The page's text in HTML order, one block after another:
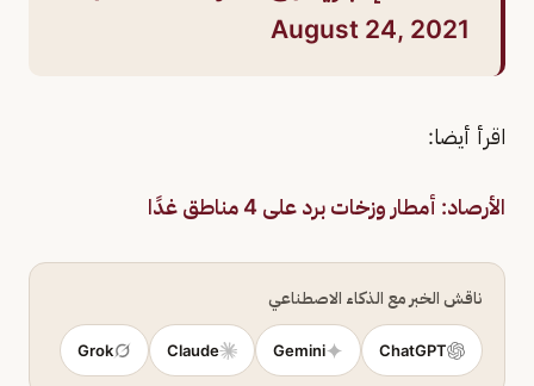
August 24, 2021
اقرأ أيضا:
الأرصاد: أمطار وزخات برد على 4 مناطق غدًا
ناقش الخبر مع الذكاء الاصطناعي
ChatGPT
Gemini
Claude
Grok